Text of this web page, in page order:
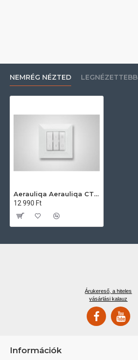
NEMRÉG NÉZTED LEGNÉZETTEBB
Aerauliqa Aerauliqa CTRL-P1-I - szabályzó egység, süllyesztett kivitel Hővisszanyerős szellőztető ventillátorok
12 990 Ft
Árukereső, a hiteles
vásárlási kalauz
Információk